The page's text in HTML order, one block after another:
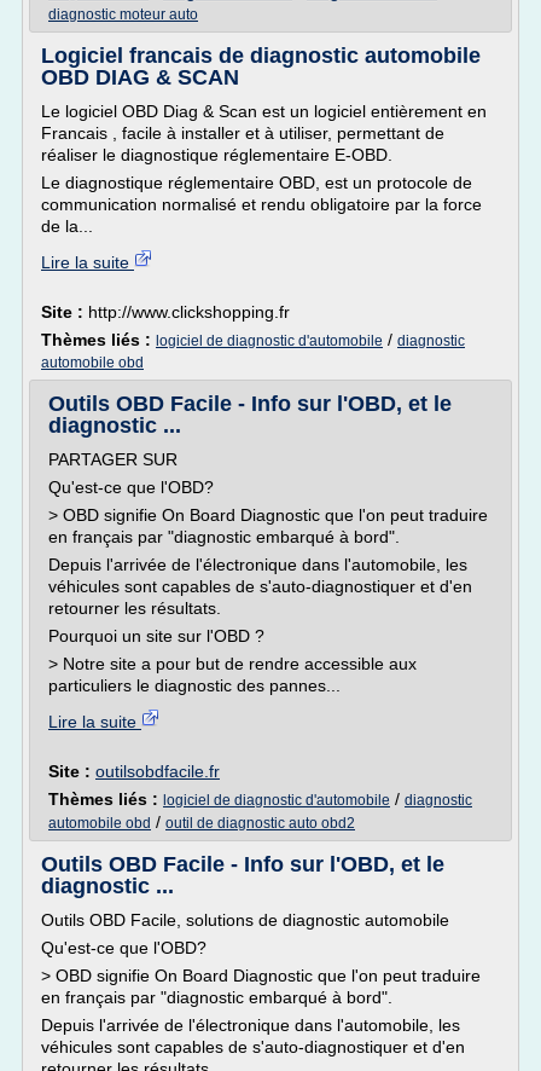
diagnostic moteur auto
Logiciel francais de diagnostic automobile
OBD DIAG & SCAN
Le logiciel OBD Diag & Scan est un logiciel entièrement en
Francais , facile à installer et à utiliser, permettant de
réaliser le diagnostique réglementaire E-OBD.
Le diagnostique réglementaire OBD, est un protocole de
communication normalisé et rendu obligatoire par la force
de la...
Lire la suite
Site : http://www.clickshopping.fr
Thèmes liés : logiciel de diagnostic d'automobile / diagnostic
automobile obd
Outils OBD Facile - Info sur l'OBD, et le
diagnostic ...
PARTAGER SUR
Qu'est-ce que l'OBD?
> OBD signifie On Board Diagnostic que l'on peut traduire
en français par "diagnostic embarqué à bord".
Depuis l'arrivée de l'électronique dans l'automobile, les
véhicules sont capables de s'auto-diagnostiquer et d'en
retourner les résultats.
Pourquoi un site sur l'OBD ?
> Notre site a pour but de rendre accessible aux
particuliers le diagnostic des pannes...
Lire la suite
Site : outilsobdfacile.fr
Thèmes liés : logiciel de diagnostic d'automobile / diagnostic
automobile obd / outil de diagnostic auto obd2
Outils OBD Facile - Info sur l'OBD, et le
diagnostic ...
Outils OBD Facile, solutions de diagnostic automobile
Qu'est-ce que l'OBD?
> OBD signifie On Board Diagnostic que l'on peut traduire
en français par "diagnostic embarqué à bord".
Depuis l'arrivée de l'électronique dans l'automobile, les
véhicules sont capables de s'auto-diagnostiquer et d'en